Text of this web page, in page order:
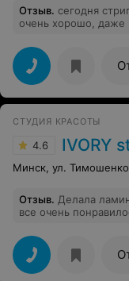
Отзыв. сегодня
очень хорошо, даже
нашел общий язык с
нему
СТУДИЯ КРАСОТЫ
4.6 IVORY
Минск, ул.
Отзыв. Делала
все очень